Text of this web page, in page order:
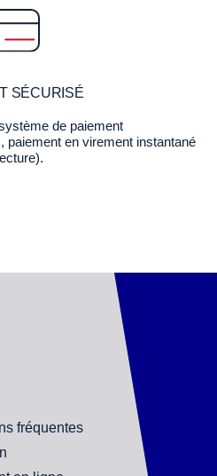
SÉCURISÉ
de paiement
paiement en virement instantané
fréquentes